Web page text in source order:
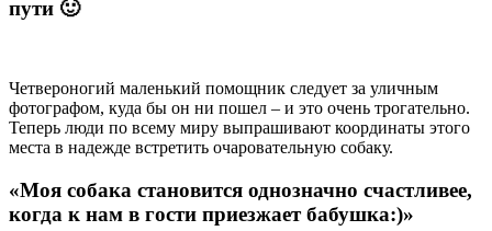
пути 🙂
Четвероногий маленький помощник следует за уличным
фотографом, куда бы он ни пошел – и это очень трогательно.
Теперь люди по всему миру выпрашивают координаты этого
места в надежде встретить очаровательную собаку.
«Моя собака становится однозначно счастливее,
когда к нам в гости приезжает бабушка:)»